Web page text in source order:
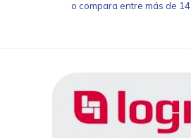
o compara entre más de